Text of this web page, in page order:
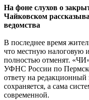
На фоне слухов о
Чайковском
ведомства
В последнее время
что местную налоговую
полностью отменят.
УФНС России по
ответу на
сохраняется, а сама
современной.